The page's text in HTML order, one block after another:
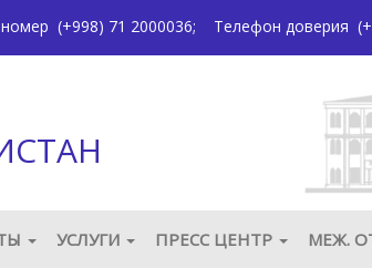
(+998) 71 2000036; Телефон доверия
УСЛУГИ ПРЕСС ЦЕНТР МЕЖ.